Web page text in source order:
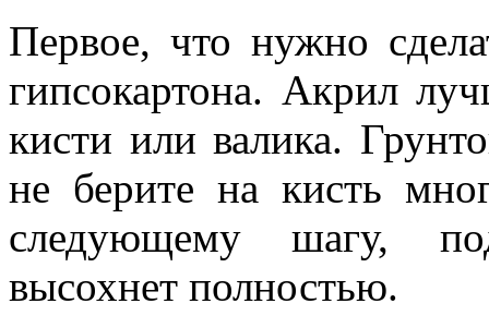
Первое, что нужно
гипсокартона. Акрил
кисти или валика.
не берите на кисть
следующему шагу,
высохнет полностью.